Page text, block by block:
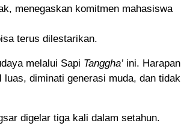
menegaskan komitmen mahasiswa
terus dilestarikan.
melalui Sapi Tanggha’ ini. Harapan
diminati generasi muda, dan tidak
digelar tiga kali dalam setahun.